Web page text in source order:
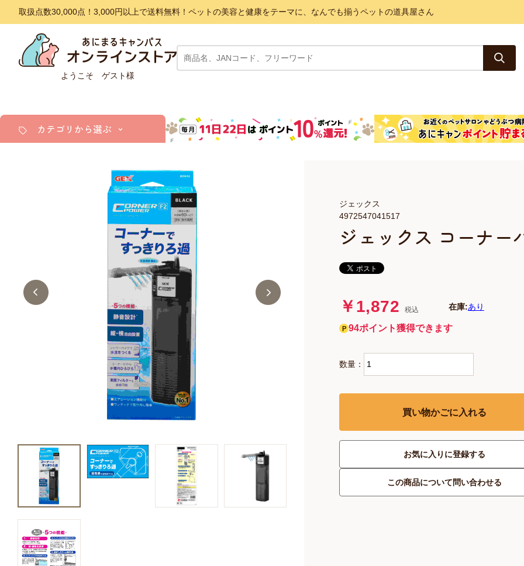
取扱点数30,000点！3,000円以上で送料無料！ペットの美容と健康をテーマに、なんでも揃うペットの道具屋さん
ようこそ ゲスト様
カテゴリから選ぶ
アクア・爬虫類・昆虫
美容・ケア用品
服・おさんぽ用品
ジェックス コーナ
4972547041517
ジェックス
￥1,872 税込 在庫:あり
94ポイント獲得できます
数量：
買い物かごに入れる
お気に入りに登録する
この商品について問い合わせる